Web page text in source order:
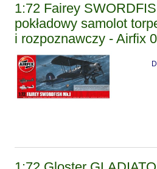
1:72 Fairey
pokładowy samolot
i rozpoznawczy - Airfix